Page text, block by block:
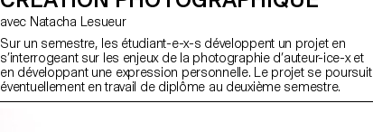
avec Natacha Lesueur
Sur un semestre, les étudiant-e-x-s développent un projet en
s’interrogeant sur les enjeux de la photographie d’auteur-ice-x et
en développant une expression personnelle. Le projet se poursuit
éventuellement en travail de diplôme au deuxième semestre.